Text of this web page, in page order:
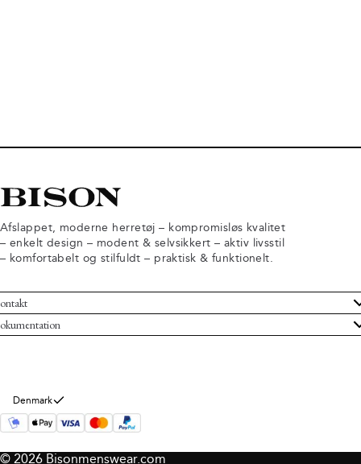
Afslappet, moderne herretøj – kompromisløs kvalitet
– enkelt design – modent & selvsikkert – aktiv livsstil
– komfortabelt og stilfuldt – praktisk & funktionelt.
Bisoninformation
Denmark
© 2026 Bisonmenswear.com